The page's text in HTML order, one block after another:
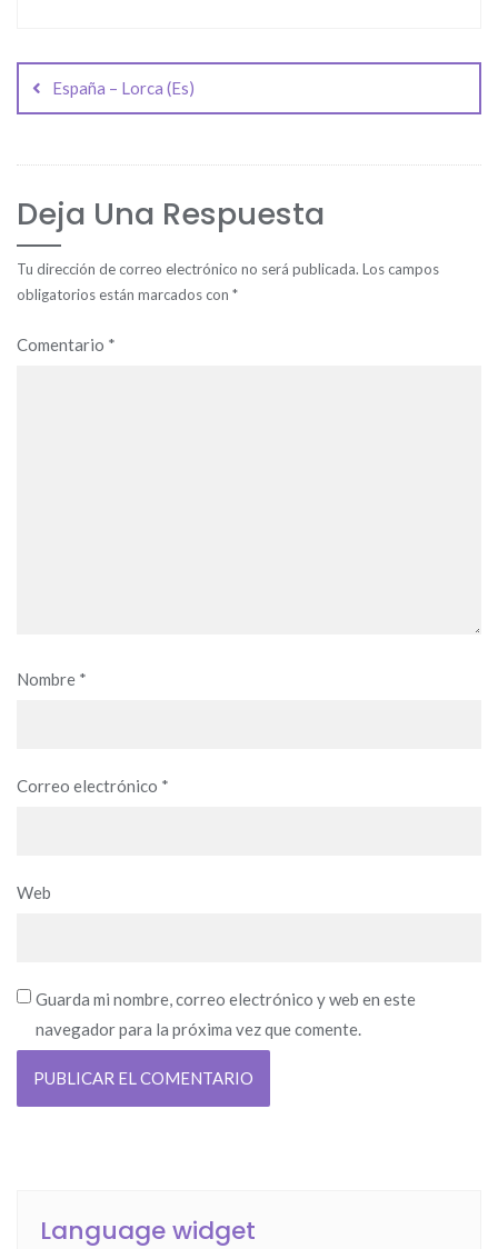
de
entradas
España – Lorca (Es)
Deja Una Respuesta
Tu dirección de correo electrónico no será publicada. Los campos
obligatorios están marcados con *
Comentario *
Nombre *
Correo electrónico *
Web
Guarda mi nombre, correo electrónico y web en este
navegador para la próxima vez que comente.
Language widget